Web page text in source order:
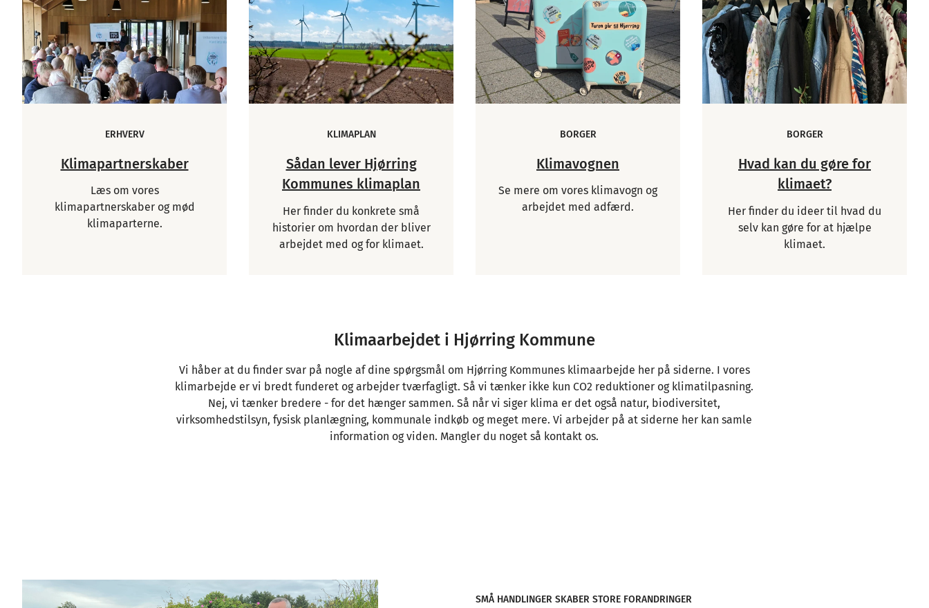
ERHVERV
Klimapartnerskaber
Læs om vores
klimapartnerskaber og mød
klimaparterne.
KLIMAPLAN
Sådan lever Hjørring
Kommunes klimaplan
Her finder du konkrete små
historier om hvordan der bliver
arbejdet med og for klimaet.
BORGER
Klimavognen
Se mere om vores klimavogn og
arbejdet med adfærd.
BORGER
Hvad kan du gøre for
klimaet?
Her finder du ideer til hvad du
selv kan gøre for at hjælpe
klimaet.
Klimaarbejdet i Hjørring Kommune
Vi håber at du finder svar på nogle af dine spørgsmål om Hjørring Kommunes klimaarbejde her på siderne. I vores
klimarbejde er vi bredt funderet og arbejder tværfagligt. Så vi tænker ikke kun CO2 reduktioner og klimatilpasning.
Nej, vi tænker bredere - for det hænger sammen. Så når vi siger klima er det også natur, biodiversitet,
virksomhedstilsyn, fysisk planlægning, kommunale indkøb og meget mere. Vi arbejder på at siderne her kan samle
information og viden. Mangler du noget så kontakt os.
SMÅ HANDLINGER SKABER STORE FORANDRINGER